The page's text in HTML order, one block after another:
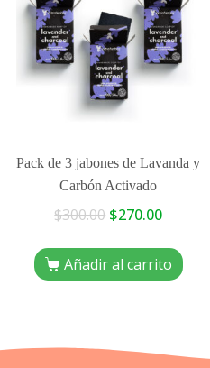
Pack de 3 jabones de Lavanda y
Carbón Activado
$300.00 $270.00
Añadir al carrito